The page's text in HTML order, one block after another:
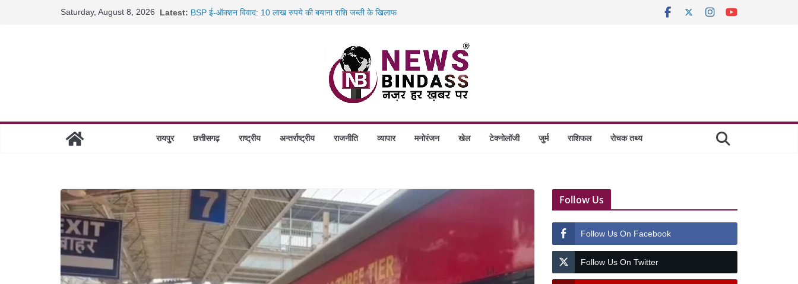
Saturday, August 8, 2026 Latest: BSP ई-ऑक्शन विवाद: 10 लाख रुपये की बयाना राशि जब्ती के खिलाफ
छत्तीसगढ़ में 1460 गोधाम होंगे स्थापित, हर विकासखंड के 10 उत्कृष्ट गोठानों
साइबर ठगी पर दुर्ग पुलिस का बड़ा एक्शन: 13 म्यूल बैंक खाताधारक गिरफ्तार
रायपुर छत्तीसगढ़ राष्ट्रीय अन्तर्राष्ट्रीय राजनीति व्यापार मनोरंजन खेल टेक्नोलॉजी जुर्म राशिफल रोचक तथ्य
Follow Us
Follow Us On Facebook
Follow Us On Twitter